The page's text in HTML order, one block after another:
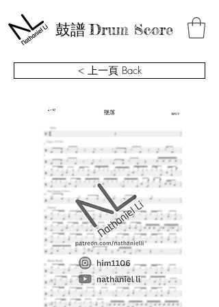
鼓譜Drum Score
< 上一頁 Back